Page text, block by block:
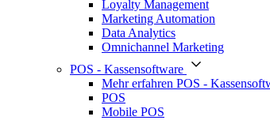
Loyalty Management
Marketing Automation
Data Analytics
Omnichannel Marketing
POS - Kassensoftware
Mehr erfahren POS -
POS
Mobile POS